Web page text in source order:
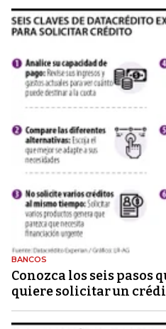
BANCOS
Conozca los seis pasos
quiere solicitar un